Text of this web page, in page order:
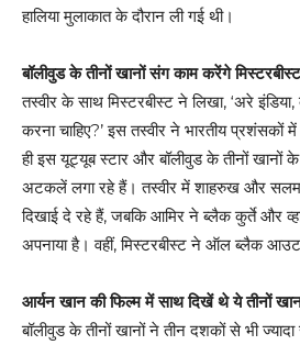
हालिया मुलाकात के दौरान ली गई थी।
बॉलीवुड के तीनों खानों संग काम करेंगे मिस्टरबीस्ट
तस्वीर के साथ मिस्टरबीस्ट ने लिखा, ‘अरे
करना चाहिए?’ इस तस्वीर ने भारतीय प्रशंसकों
ही इस यूट्यूब स्टार और बॉलीवुड के तीनों खानों
अटकलें लगा रहे हैं। तस्वीर में शाहरुख और
दिखाई दे रहे हैं, जबकि आमिर ने ब्लैक कुर्ते और
अपनाया है। वहीं, मिस्टरबीस्ट ने ऑल ब्लैक
आर्यन खान की फिल्म में साथ दिखें थे ये तीनों
बॉलीवुड के तीनों खानों ने तीन दशकों से भी